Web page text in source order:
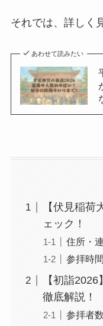
それでは、詳しく
あわせて読みたい
【伏見稲荷
ェック！
住所・
参拝時
【初詣
徹底解説！
参拝者